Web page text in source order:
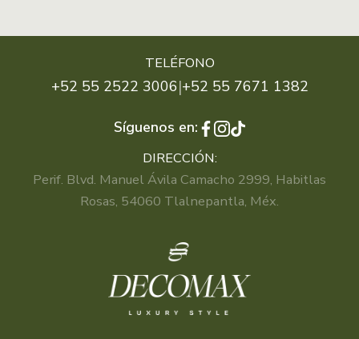
TELÉFONO
+52 55 2522 3006|+52 55 7671 1382
Síguenos en:
DIRECCIÓN:
Perif. Blvd. Manuel Ávila Camacho 2999, Habitlas
Rosas, 54060 Tlalnepantla, Méx.